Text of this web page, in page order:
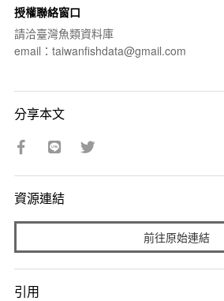
授權聯絡窗口
請洽臺灣魚類資料庫
email：taiwanfishdata@gmail.com
分享本文
資源連結
前往原始連結
引用